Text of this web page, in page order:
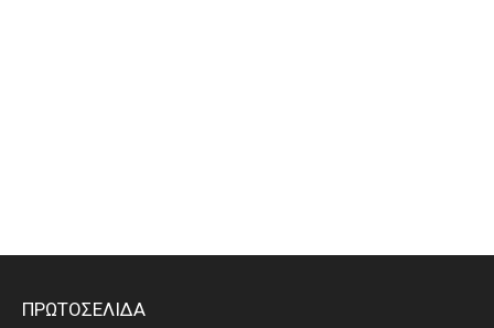
ΠΡΩΤΟΣΕΛΙΔΑ